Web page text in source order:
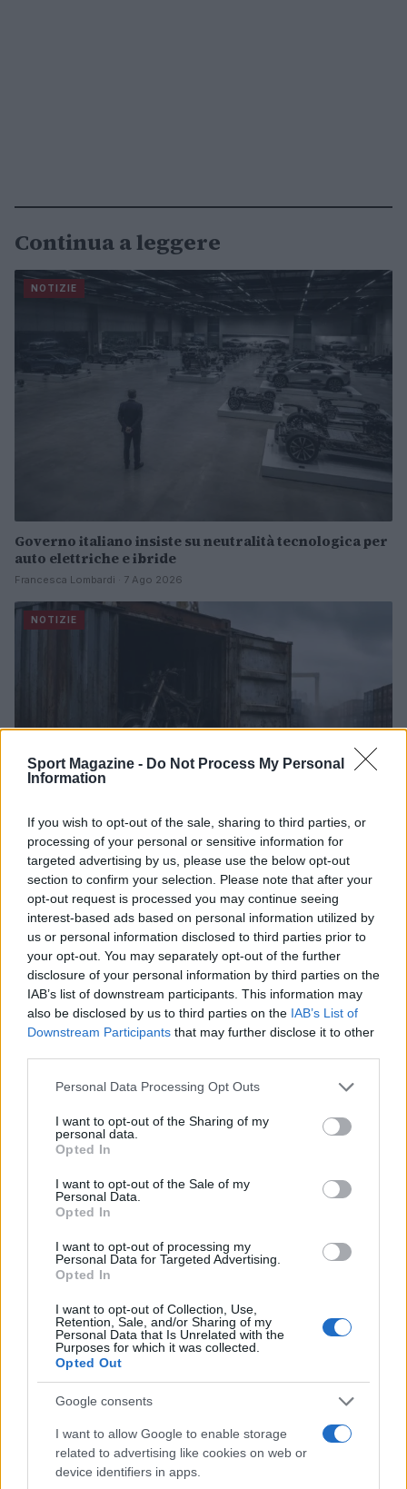
Sport Magazine - Do Not Process My Personal
Information
If you wish to opt-out of the sale, sharing to third parties, or
processing of your personal or sensitive information for
targeted advertising by us, please use the below opt-out
section to confirm your selection. Please note that after your
opt-out request is processed you may continue seeing
interest-based ads based on personal information utilized by
us or personal information disclosed to third parties prior to
your opt-out. You may separately opt-out of the further
disclosure of your personal information by third parties on the
IAB’s list of downstream participants. This information may
also be disclosed by us to third parties on the IAB’s List of
Downstream Participants that may further disclose it to other
Please note that this website/app uses one or more Google
not limited to your visit or usage behaviour. You may click to
grant or deny consent to Google and its third-party tags to
use your data for below specified purposes in below Google
consent section.
Personal Data Processing Opt Outs
I want to opt-out of the Sharing of my
personal data.
Opted In
I want to opt-out of the Sale of my
Personal Data.
Opted In
I want to opt-out of processing my
Personal Data for Targeted Advertising.
Opted In
I want to opt-out of Collection, Use,
Retention, Sale, and/or Sharing of my
Personal Data that Is Unrelated with the
Purposes for which it was collected.
Opted Out
Google consents
I want to allow Google to enable storage
related to advertising like cookies on web or
device identifiers in apps.
Continua a leggere
NOTIZIE
Governo italiano insiste su neutralità tecnologica per
auto elettriche e ibride
Francesca Lombardi · 7 Ago 2026
NOTIZIE
Scoperte carcasse di moto e motori in container
destinati al Senegal
Ilaria Mauri · 4 Ago 2026
NOTIZIE
Nuova Zelanda: ondata di freddo eccezionale porta
neve a bassa quota
Francesca Lombardi · 4 Ago 2026
PIÙ LETTI
XPENG Partner del Teatro del Silenzio 2026: Veicoli
Rilancio degli impianti sciistici in Val Vigezzo, Val
Formazza e Valle Antrona
Scoperte carcasse di moto e motori in container
destinati al Senegal